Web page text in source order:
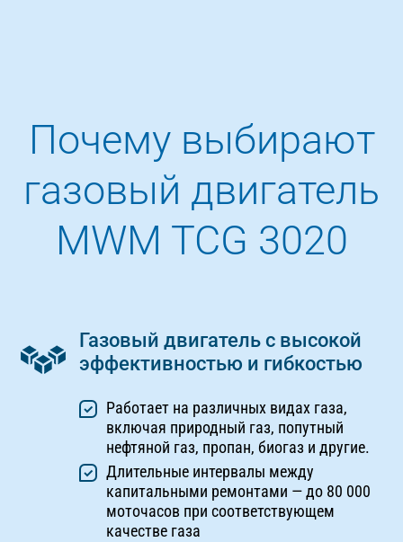
Почему выбирают
газовый двигатель
MWM TCG 3020
Газовый двигатель с высокой
эффективностью и гибкостью
Работает на различных видах газа,
включая природный газ, попутный
нефтяной газ, пропан, биогаз и другие.
Длительные интервалы между
капитальными ремонтами — до 80 000
моточасов при соответствующем
качестве газа